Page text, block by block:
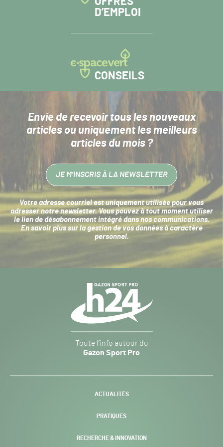
D’EMPLOI
CONSEILS
Envie de recevoir tous les nouveaux
articlesou uniquement les meilleurs
articles du mois ?
JE M’INSCRIS À LA NEWSLETTER
Votre adresse courriel est uniquement utilisée pour vous
adresser notre newsletter. Vous pouvez à tout moment utiliser
le lien de désabonnement intégré dans nos communications.
En savoir plus sur la gestion de vos données à caractère
personnel.
Sport
Pro
-
Toute l’info autour du
Gazon Sport Pro
ACTUALITÉS
PRATIQUES
RECHERCHE & INNOVATION